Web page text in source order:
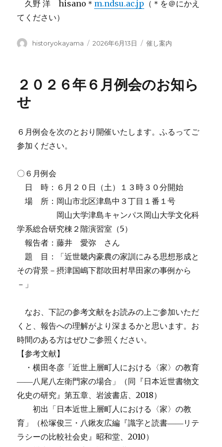
久野 洋 hisano＊ m.ndsu.ac.jp （＊を＠にかえ
てください）
投
historyokayama
投
2026年6月13日
カ
ー
催し案内
２０２６年６月例会のお知ら
せ
６月例会を次のとおり開催いたします。ふるってご
参加ください。
〇６月例会
日 時：６月２０日（土）１３時３０分開始
場 所：岡山市北区津島中３丁目１番１号
岡山大学津島キャンパス岡山大学文化科
学系総合研究棟２階演習室（5）
報告者：藤井 愛弥 さん
題 目：「近世畿内豪農の家訓にみる思想形成と
その背景－摂津国嶋下郡吹田村早田家の事例から
－」
なお、下記の参考文献をお読みの上ご参加いただ
くと、報告への理解がより深まるかと思います。お
時間のある方はぜひご参照ください。
【参考文献】
・横田冬彦「近世上層町人における〈家〉の教育
――八尾八左衛門家の場合」（同『日本近世書物文
化史の研究』第五章、岩波書店、2018）
初出「日本近世上層町人における〈家〉の教
育」（松塚俊三・八鍬友広編『識字と読書――リテ
ラシーの比較社会史』昭和堂、2010）